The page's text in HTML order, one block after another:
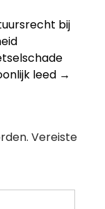
bij
leed →
Vereiste